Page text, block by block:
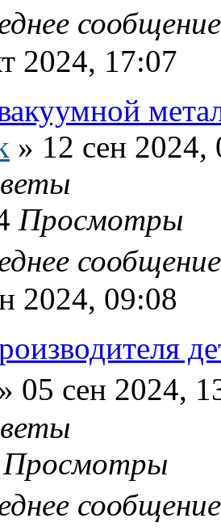
2024, 17:07
» 12 сен 2024,
Просмотры
2024, 09:08
05 сен 2024,
Просмотры